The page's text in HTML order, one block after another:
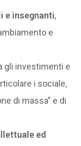
e insegnanti,
e
gli investimenti e
i sociale,
di massa” e di
ed